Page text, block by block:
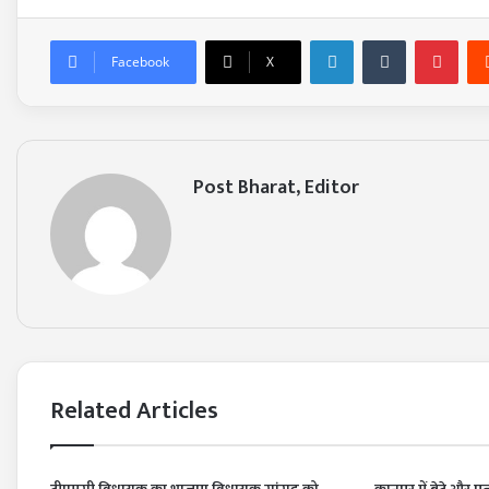
Facebook X
LinkedInTumblr
Post Bharat, Editor
Related Articles